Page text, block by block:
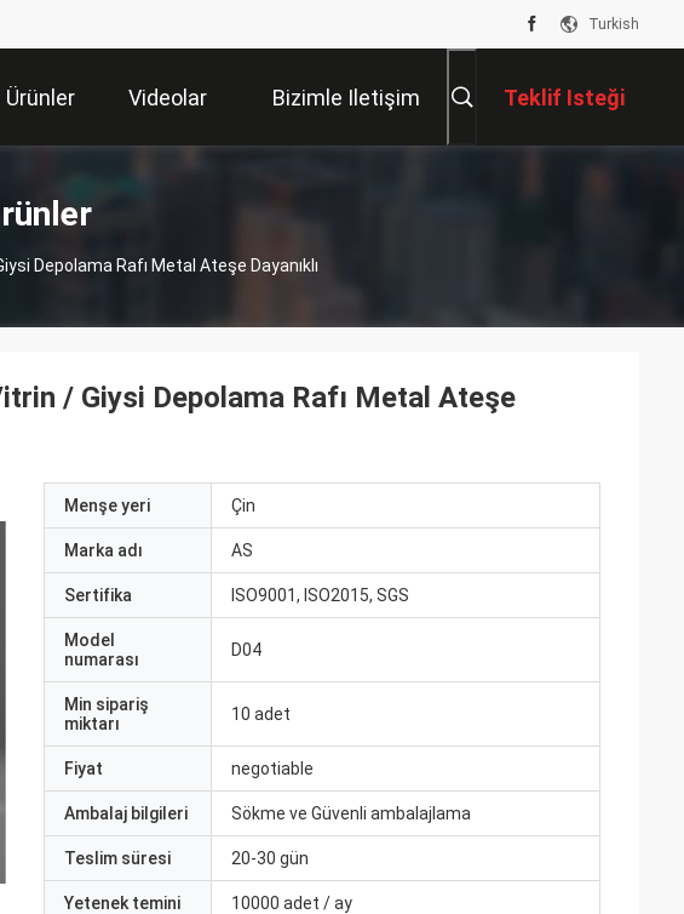
Turkish
Ürünler Videolar Bizimle Iletişim Teklif Isteği
Depolama Rafı Metal Ateşe Dayanıklı
/ Giysi Depolama Rafı Metal Ateşe
Menşe yeri Çin
Marka adı AS
Sertifika ISO9001, ISO2015, SGS
Model
numarası
D04
Min sipariş
miktarı
10 adet
Fiyat negotiable
Ambalaj bilgileri Sökme ve Güvenli ambalajlama
Teslim süresi 20-30 gün
Yetenek temini 10000 adet / ay